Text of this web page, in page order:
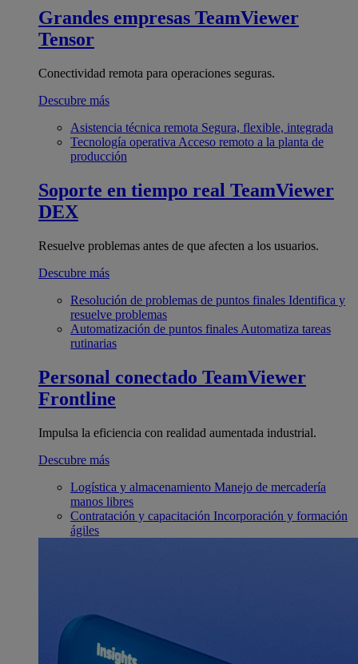
Grandes empresas TeamViewer
Tensor
Conectividad remota para operaciones seguras.
Descubre más
Asistencia técnica remota Segura, flexible, integrada
Tecnología operativa Acceso remoto a la planta de
producción
Soporte en tiempo real TeamViewer
DEX
Resuelve problemas antes de que afecten a los usuarios.
Descubre más
Resolución de problemas de puntos finales Identifica y
resuelve problemas
Automatización de puntos finales Automatiza tareas
rutinarias
Personal conectado TeamViewer
Frontline
Impulsa la eficiencia con realidad aumentada industrial.
Descubre más
Logística y almacenamiento Manejo de mercadería
manos libres
Contratación y capacitación Incorporación y formación
ágiles